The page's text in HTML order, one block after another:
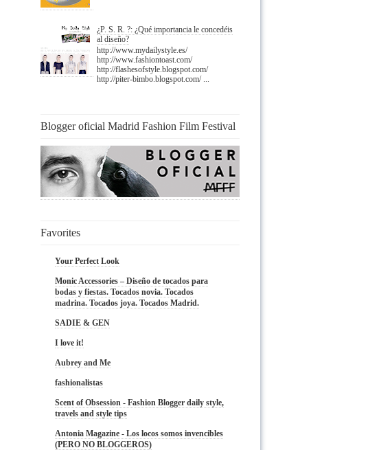
¿P. S. R. ?: ¿Qué importancia le concedéis
al diseño?
http://www.mydailystyle.es/
http://www.fashiontoast.com/
http://flashesofstyle.blogspot.com/
http://piter-bimbo.blogspot.com/ ...
Blogger oficial Madrid Fashion Film Festival
Favorites
Your Perfect Look
Monic Accessories – Diseño de tocados para
bodas y fiestas. Tocados novia. Tocados
madrina. Tocados joya. Tocados Madrid.
SADIE & GEN
I love it!
Aubrey and Me
fashionalistas
Scent of Obsession - Fashion Blogger daily style,
travels and style tips
Antonia Magazine - Los locos somos invencibles
(PERO NO BLOGGEROS)